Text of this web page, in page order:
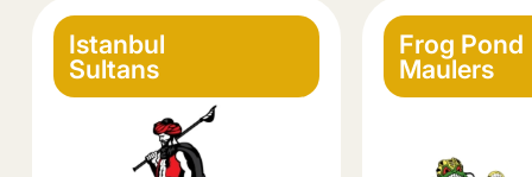
Istanbul
Sultans
Frog Pond
Maulers